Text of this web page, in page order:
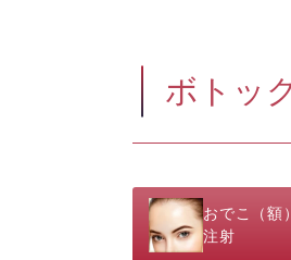
ボトッ
おでこ（額
注射